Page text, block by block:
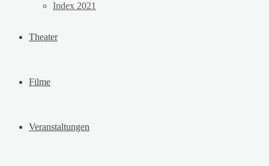
Index 2021
Theater
Filme
Veranstaltungen